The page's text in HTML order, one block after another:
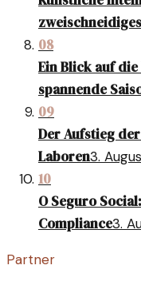
08
Ein Blick auf
spannende
09
Der Aufstieg
Laboren3.
10
O Seguro
Compliance3.
Partner